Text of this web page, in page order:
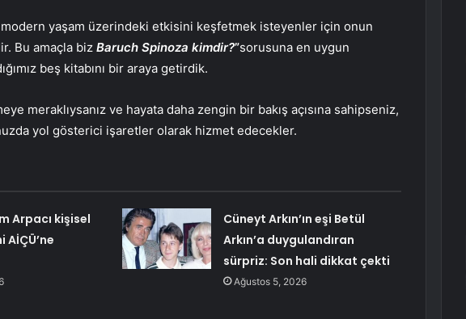
modern yaşam üzerindeki etkisini keşfetmek isteyenler için onun
Bu amaçla biz Baruch Spinoza kimdir?”sorusuna en uygun
beş kitabını bir araya getirdik.
meraklıysanız ve hayata daha zengin bir bakış açısına sahipseniz,
yol gösterici işaretler olarak hizmet edecekler.
Arpacı kişisel
Cüneyt Arkın’ın eşi Betül
Arkın’a duygulandıran
sürpriz: Son hali dikkat çekti
Ağustos 5, 2026